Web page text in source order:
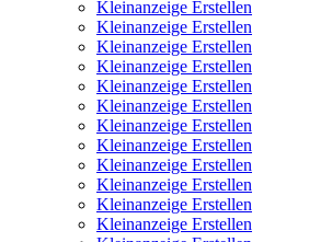
Kleinanzeige Erstellen
Kleinanzeige Erstellen
Kleinanzeige Erstellen
Kleinanzeige Erstellen
Kleinanzeige Erstellen
Kleinanzeige Erstellen
Kleinanzeige Erstellen
Kleinanzeige Erstellen
Kleinanzeige Erstellen
Kleinanzeige Erstellen
Kleinanzeige Erstellen
Kleinanzeige Erstellen